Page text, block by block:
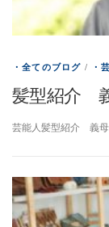
・全てのブログ / ・
髪型紹介
芸能人髪型紹介 義